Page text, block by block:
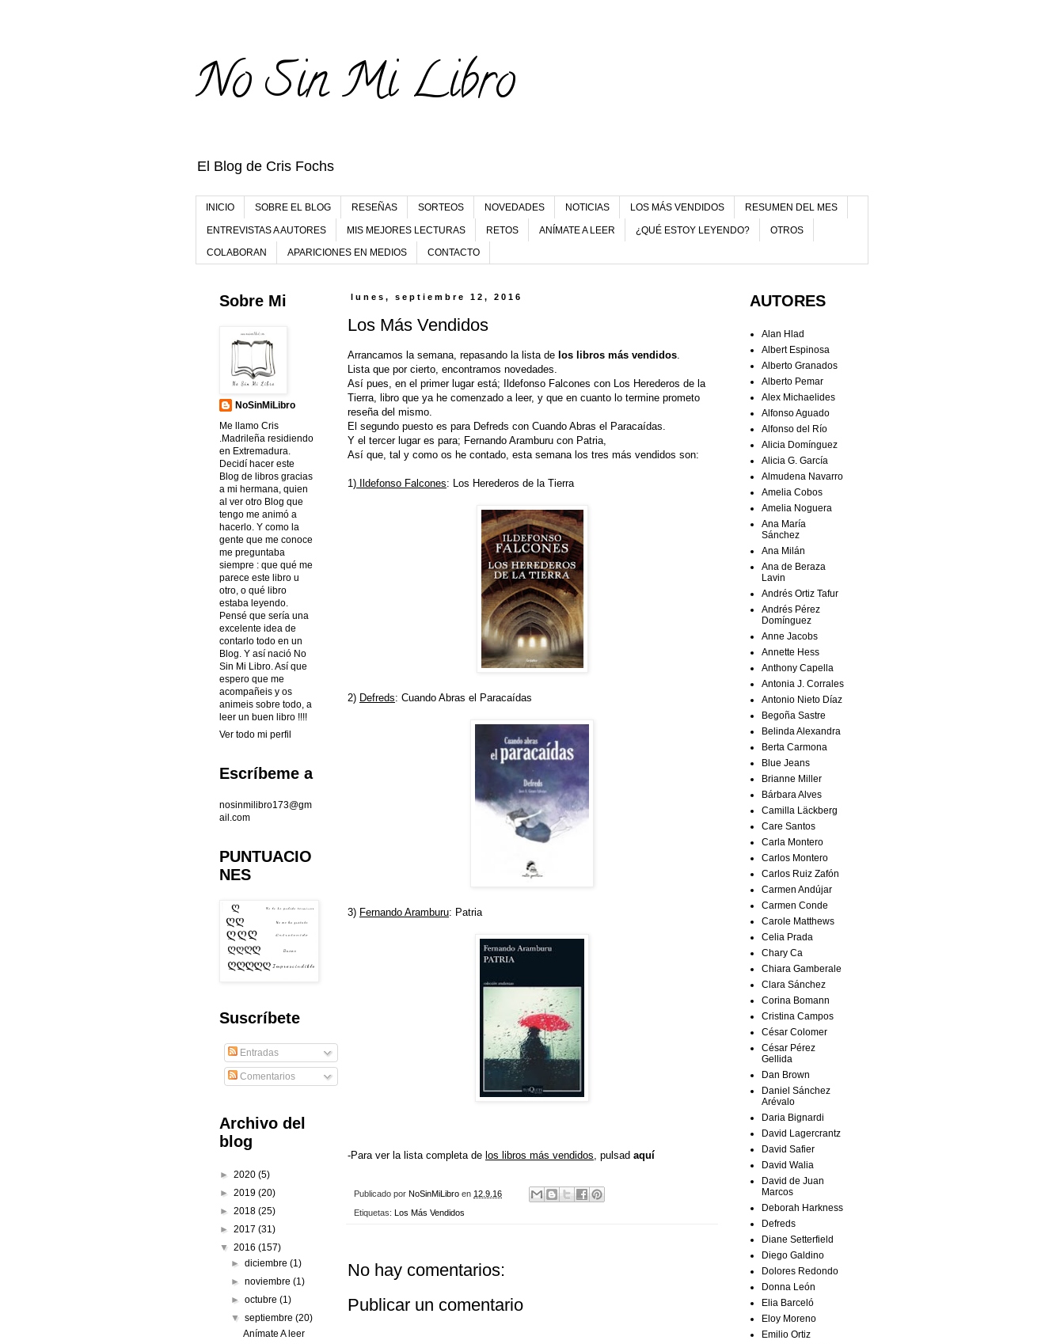
No Sin Mi Libro
El Blog de Cris Fochs
INICIO SOBRE EL BLOG RESEÑAS SORTEOS NOVEDADES NOTICIAS LOS MÁS VENDIDOS RESUMEN DEL MES
ENTREVISTAS A AUTORES MIS MEJORES LECTURAS RETOS ANÍMATE A LEER ¿QUÉ ESTOY LEYENDO? OTROS
COLABORAN APARICIONES EN MEDIOS CONTACTO
lunes, septiembre 12, 2016
Los Más Vendidos
Arrancamos la semana, repasando la lista de los libros más vendidos
Lista que por cierto, encontramos novedades.
Así pues, en el primer lugar está; Ildefonso Falcones con Los Herederos de la
Tierra, libro que ya he comenzado a leer, y que en cuanto lo termine prometo
reseña del mismo.
El segundo puesto es para Defreds con Cuando Abras el Paracaídas.
Y el tercer lugar es para; Fernando Aramburu con Patria,
Así que, tal y como os he contado, esta semana los tres más vendidos son:
1) Ildefonso Falcones: Los Herederos de la Tierra
2) Defreds: Cuando Abras el Paracaídas
3) Fernando Aramburu: Patria
-Para ver la lista completa de los libros más vendidos , pulsad aquí
Publicado por NoSinMiLibro en 12.9.16
Etiquetas: Los Más Vendidos
No hay comentarios:
Publicar un comentario
Sobre Mi
NoSinMiLibro
Me llamo Cris
.Madrileña residiendo
en Extremadura.
Decidí hacer este
Blog de libros gracias
a mi hermana, quien
al ver otro Blog que
tengo me animó a
hacerlo. Y como la
gente que me conoce
me preguntaba
siempre : que qué me
parece este libro u
otro, o qué libro
estaba leyendo.
Pensé que sería una
excelente idea de
contarlo todo en un
Blog. Y así nació No
Sin Mi Libro. Así que
espero que me
acompañeis y os
animeis sobre todo, a
leer un buen libro !!!!
Ver todo mi perfil
Escríbeme a
nosinmilibro173@gm
ail.com
PUNTUACIO
NES
Suscríbete
Entradas
Comentarios
Archivo del
blog
► 2020 (5)
► 2019 (20)
► 2018 (25)
► 2017 (31)
▼ 2016 (157)
►diciembre(1)
►noviembre(1)
►octubre(1)
▼septiembre(20)
Anímate A leer
AUTORES
Alan Hlad
Albert Espinosa
Alberto Granados
Alberto Pemar
Alex Michaelides
Alfonso Aguado
Alfonso del Río
Alicia Domínguez
Alicia G. García
Almudena Navarro
Amelia Cobos
Amelia Noguera
Ana María
Sánchez
Ana Milán
Ana de Beraza
Lavin
Andrés Ortiz Tafur
Andrés Pérez
Domínguez
Anne Jacobs
Annette Hess
Anthony Capella
Antonia J. Corrales
Antonio Nieto Díaz
Begoña Sastre
Belinda Alexandra
Berta Carmona
Blue Jeans
Brianne Miller
Bárbara Alves
Camilla Läckberg
Care Santos
Carla Montero
Carlos Montero
Carlos Ruiz Zafón
Carmen Andújar
Carmen Conde
Carole Matthews
Celia Prada
Chary Ca
Chiara Gamberale
Clara Sánchez
Corina Bomann
Cristina Campos
César Colomer
César Pérez
Gellida
Dan Brown
Daniel Sánchez
Arévalo
Daria Bignardi
David Lagercrantz
David Safier
David Walia
David de Juan
Marcos
Deborah Harkness
Defreds
Diane Setterfield
Diego Galdino
Dolores Redondo
Donna León
Elia Barceló
Eloy Moreno
Emilio Ortiz